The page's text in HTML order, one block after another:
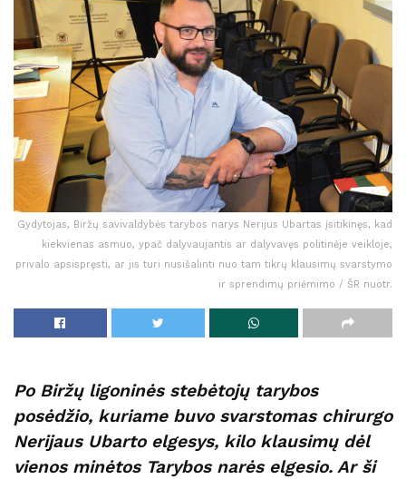
Gydytojas, Biržų savivaldybės tarybos narys Nerijus Ubartas įsitikinęs, kad
kiekvienas asmuo, ypač dalyvaujantis ar dalyvavęs politinėje veikloje,
privalo apsispręsti, ar jis turi nusišalinti nuo tam tikrų klausimų svarstymo
ir sprendimų priėmimo / ŠR nuotr.
Po Biržų ligoninės stebėtojų tarybos
posėdžio, kuriame buvo svarstomas chirurgo
Nerijaus Ubarto elgesys, kilo klausimų dėl
vienos minėtos Tarybos narės elgesio. Ar ši